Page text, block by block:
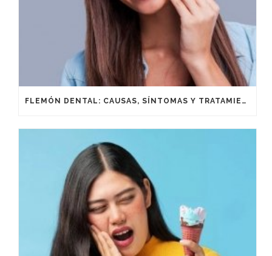
FLEMÓN DENTAL: CAUSAS, SÍNTOMAS Y TRATAMIENTO